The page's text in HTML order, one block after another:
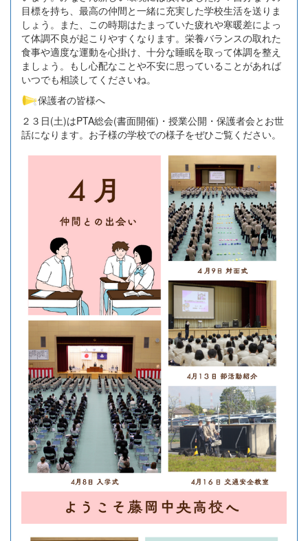
目標を持ち、最高の仲間と一緒に充実した学校生活を送りま
しょう。また、この時期はたまっていた疲れや寒暖差によっ
て体調不良が起こりやすくなります。栄養バランスの取れた
食事や適度な運動を心掛け、十分な睡眠を取って体調を整え
ましょう。もし心配なことや不安に思っていることがあれば
いつでも相談してくださいね。
保護者の皆様へ
２３日(土)はPTA総会(書面開催)・授業公開・保護者会とお世
話になります。お子様の学校での様子をぜひご覧ください。